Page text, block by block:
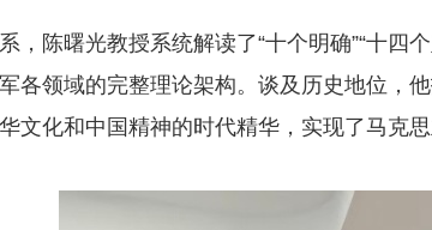
，陈曙光教授系统解读了“十个明确”“十四
各领域的完整理论架构。谈及历史地位，
文化和中国精神的时代精华，实现了马克